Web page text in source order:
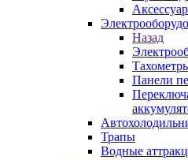
Назад
Панели
Трапы
Водные